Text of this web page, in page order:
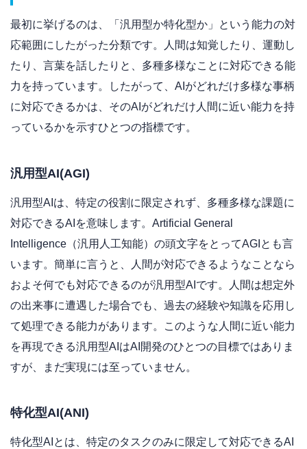
最初に挙げるのは、「汎用型か特化型か」という能力の対
応範囲にしたがった分類です。人間は知覚したり、運動し
たり、言葉を話したりと、多種多様なことに対応できる能
力を持っています。したがって、AIがどれだけ多様な事柄
に対応できるかは、そのAIがどれだけ人間に近い能力を持
っているかを示すひとつの指標です。
汎用型AI(AGI)
汎用型AIは、特定の役割に限定されず、多種多様な課題に
対応できるAIを意味します。Artificial General
Intelligence（汎用人工知能）の頭文字をとってAGIとも言
います。簡単に言うと、人間が対応できるようなことなら
およそ何でも対応できるのが汎用型AIです。人間は想定外
の出来事に遭遇した場合でも、過去の経験や知識を応用し
て処理できる能力があります。このような人間に近い能力
を再現できる汎用型AIはAI開発のひとつの目標ではありま
すが、まだ実現には至っていません。
特化型AI(ANI)
特化型AIとは、特定のタスクのみに限定して対応できるAI